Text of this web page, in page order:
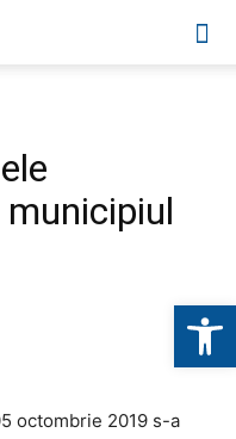
municipiul
octombrie 2019 s-a